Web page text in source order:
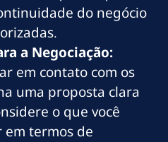
do negócio
a Negociação:
em contato com os
uma proposta clara
o que você
em termos de